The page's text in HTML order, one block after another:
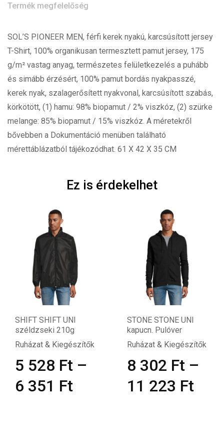
Termék megfelelőség
SOL’S PIONEER MEN, férfi kerek nyakú, karcsúsított jersey
T-Shirt, 100% organikusan termesztett pamut jersey, 175
g/m² vastag anyag, természetes felületkezelés a puhább
és simább érzésért, 100% pamut bordás nyakpasszé,
kerek nyak, szalagerősített nyakvonal, karcsúsított szabás,
körkötött, (1) hamu: 98% biopamut / 2% viszkóz, (2) szürke
melange: 85% biopamut / 15% viszkóz. A méretekről
bővebben a Dokumentáció menüben található
mérettáblázatból tájékozódhat. 61 X 42 X 35 CM
Ez is érdekelhet
STONE STONE UNI
kapucn. Pulóver
Ruházat & Kiegészítők
8 302 Ft –
11 223Ft
SPORTY WOMEN
SPORTY női T-Shirt
140g
1 886Ft
1 996Ft